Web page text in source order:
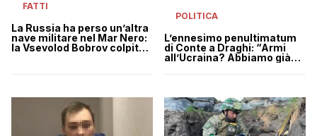
FATTI
La Russia ha perso un’altra
nave militare nel Mar Nero:
la Vsevolod Bobrov colpita
POLITICA
L’ennesimo penultimatum
di Conte a Draghi: “Armi
all’Ucraina? Abbiamo già